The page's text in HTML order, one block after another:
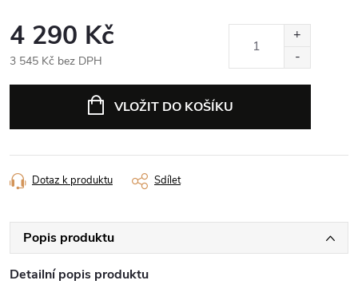
4 290 Kč
3 545 Kč bez DPH
VLOŽIT DO KOŠÍKU
Dotaz k produktu Sdílet
Popis produktu
Detailní popis produktu